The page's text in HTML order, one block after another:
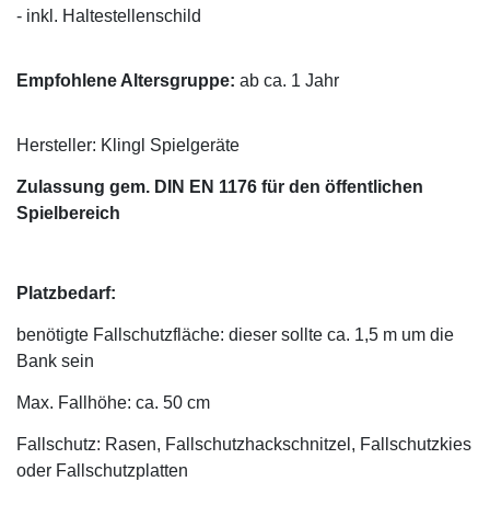
- inkl. Haltestellenschild
Empfohlene Altersgruppe: ab ca. 1 Jahr
Hersteller: Klingl Spielgeräte
Zulassung gem. DIN EN 1176 für den öffentlichen
Spielbereich
Platzbedarf:
benötigte Fallschutzfläche: dieser sollte ca. 1,5 m um die
Bank sein
Max. Fallhöhe: ca. 50 cm
Fallschutz: Rasen, Fallschutzhackschnitzel, Fallschutzkies
oder Fallschutzplatten